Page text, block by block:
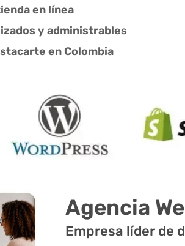
en línea
y administrables
en Colombia
Agencia
Empresa líder de